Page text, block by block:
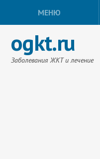
МЕНЮ
ogkt.ru
Заболевания ЖКТ и лечение